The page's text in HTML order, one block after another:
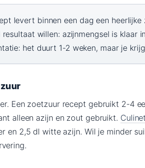
levert binnen een dag een heerlijke
willen: azijnmengsel is klaar
het duurt 1-2 weken, maar je
Een zoetzuur recept gebruikt 2-4
alleen azijn en zout gebruikt.
en 2,5 dl witte azijn. Wil je minder